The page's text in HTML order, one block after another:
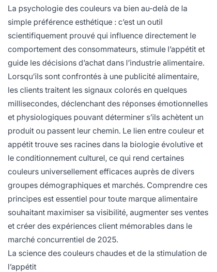
La psychologie des couleurs va bien au-delà de la
simple préférence esthétique : c’est un outil
scientifiquement prouvé qui influence directement le
comportement des consommateurs, stimule l’appétit et
guide les décisions d’achat dans l’industrie alimentaire.
Lorsqu’ils sont confrontés à une publicité alimentaire,
les clients traitent les signaux colorés en quelques
millisecondes, déclenchant des réponses émotionnelles
et physiologiques pouvant déterminer s’ils achètent un
produit ou passent leur chemin. Le lien entre couleur et
appétit trouve ses racines dans la biologie évolutive et
le conditionnement culturel, ce qui rend certaines
couleurs universellement efficaces auprès de divers
groupes démographiques et marchés. Comprendre ces
principes est essentiel pour toute marque alimentaire
souhaitant maximiser sa visibilité, augmenter ses ventes
et créer des expériences client mémorables dans le
marché concurrentiel de 2025.
La science des couleurs chaudes et de la stimulation de
l’appétit